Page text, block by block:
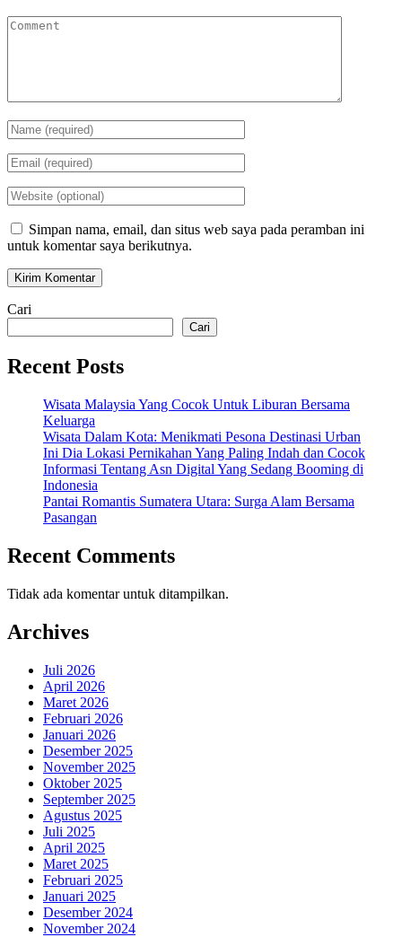
Simpan nama, email, dan situs web saya pada peramban ini
untuk komentar saya berikutnya.
Cari
Cari
Recent Posts
Wisata Malaysia Yang Cocok Untuk Liburan Bersama
Keluarga
Wisata Dalam Kota: Menikmati Pesona Destinasi Urban
Ini Dia Lokasi Pernikahan Yang Paling Indah dan Cocok
Informasi Tentang Asn Digital Yang Sedang Booming di
Indonesia
Pantai Romantis Sumatera Utara: Surga Alam Bersama
Pasangan
Recent Comments
Tidak ada komentar untuk ditampilkan.
Archives
Juli 2026
April 2026
Maret 2026
Februari 2026
Januari 2026
Desember 2025
November 2025
Oktober 2025
September 2025
Agustus 2025
Juli 2025
April 2025
Maret 2025
Februari 2025
Januari 2025
Desember 2024
November 2024